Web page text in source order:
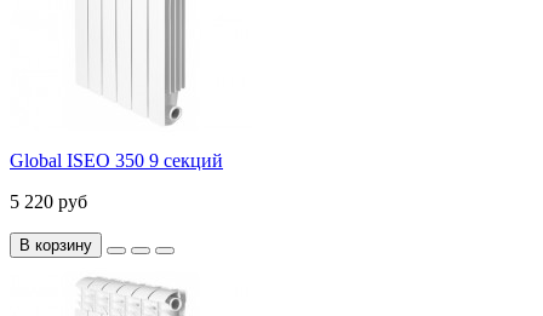
Global ISEO 350 9 секций
5 220 руб
В корзину